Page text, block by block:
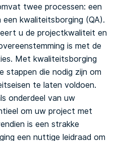
twee processen: een
kwaliteitsborging (QA).
u de projectkwaliteit en
is met de
Met kwaliteitsborging
stappen die nodig zijn om
te laten voldoen.
onderdeel van uw
om uw project met
is een strakke
een nuttige leidraad om